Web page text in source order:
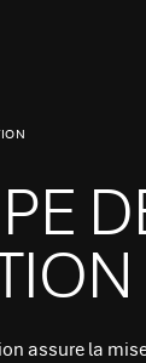
assure la